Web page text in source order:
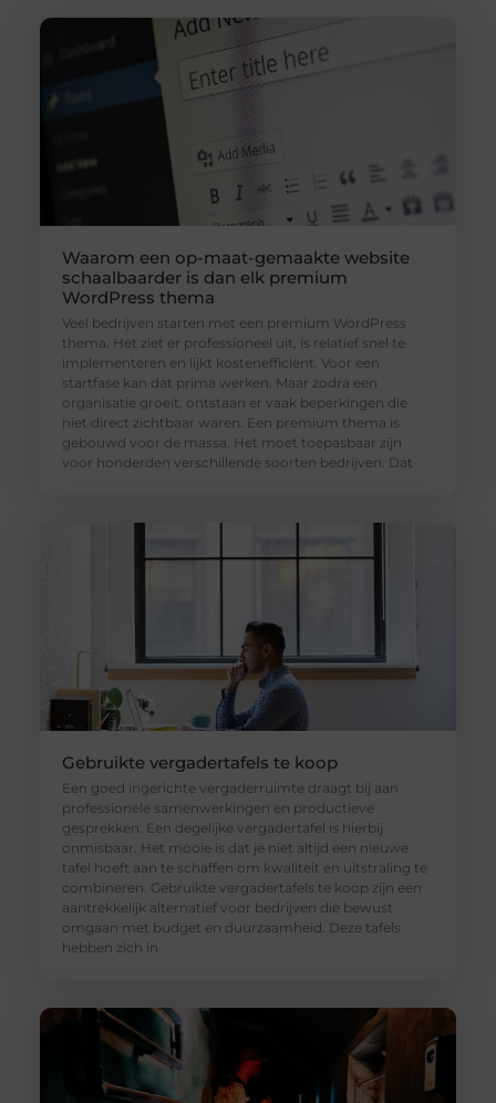
Waarom een op-maat-gemaakte website
schaalbaarder is dan elk premium
WordPress thema
Veel bedrijven starten met een premium WordPress
thema. Het ziet er professioneel uit, is relatief snel te
implementeren en lijkt kostenefficiënt. Voor een
startfase kan dat prima werken. Maar zodra een
organisatie groeit, ontstaan er vaak beperkingen die
niet direct zichtbaar waren. Een premium thema is
gebouwd voor de massa. Het moet toepasbaar zijn
voor honderden verschillende soorten bedrijven. Dat
Gebruikte vergadertafels te koop
Een goed ingerichte vergaderruimte draagt bij aan
professionele samenwerkingen en productieve
gesprekken. Een degelijke vergadertafel is hierbij
onmisbaar. Het mooie is dat je niet altijd een nieuwe
tafel hoeft aan te schaffen om kwaliteit en uitstraling te
combineren. Gebruikte vergadertafels te koop zijn een
aantrekkelijk alternatief voor bedrijven die bewust
omgaan met budget en duurzaamheid. Deze tafels
hebben zich in